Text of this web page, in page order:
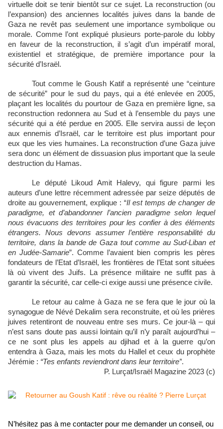
virtuelle doit se tenir bientôt sur ce sujet. La reconstruction (ou
l’expansion) des anciennes localités juives dans la bande de
Gaza ne revêt pas seulement une importance symbolique ou
morale. Comme l’ont expliqué plusieurs porte-parole du lobby
en faveur de la reconstruction, il s’agit d’un impératif moral,
existentiel et stratégique, de première importance pour la
sécurité d’Israël.
Tout comme le Goush Katif a représenté une “ceinture
de sécurité” pour le sud du pays, qui a été enlevée en 2005,
plaçant les localités du pourtour de Gaza en première ligne, sa
reconstruction redonnera au Sud et à l’ensemble du pays une
sécurité qui a été perdue en 2005. Elle servira aussi de leçon
aux ennemis d’Israël, car le territoire est plus important pour
eux que les vies humaines. La reconstruction d’une Gaza juive
sera donc un élément de dissuasion plus important que la seule
destruction du Hamas.
Le député Likoud Amit Halevy, qui figure parmi les
auteurs d’une lettre récemment adressée par seize députés de
droite au gouvernement, explique : “Il est temps de changer de
paradigme, et d’abandonner l’ancien paradigme selon lequel
nous évacuons des territoires pour les confier à des éléments
étrangers. Nous devons assumer l’entière responsabilité du
territoire, dans la bande de Gaza tout comme au Sud-Liban et
en Judée-Samarie”. Comme l’avaient bien compris les pères
fondateurs de l’Etat d’Israël, les frontières de l’Etat sont situées
là où vivent des Juifs. La présence militaire ne suffit pas à
garantir la sécurité, car celle-ci exige aussi une présence civile.
Le retour au calme à Gaza ne se fera que le jour où la
synagogue de Névé Dekalim sera reconstruite, et où les prières
juives retentiront de nouveau entre ses murs. Ce jour-là – qui
n’est sans doute pas aussi lointain qu’il n’y paraît aujourd’hui –
ce ne sont plus les appels au djihad et à la guerre qu’on
entendra à Gaza, mais les mots du Hallel et ceux du prophète
Jérémie : “Tes enfants reviendront dans leur territoire”.
P. Lurçat/Israël Magazine 2023 (c)
N’hésitez pas à me contacter pour me demander un conseil, ou